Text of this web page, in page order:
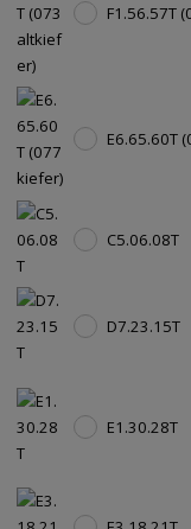
F1.56.57T
E6.65.60T
C5.06.08T
D7.23.15T
E1.30.28T